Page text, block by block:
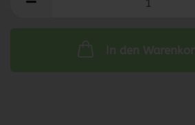
In den